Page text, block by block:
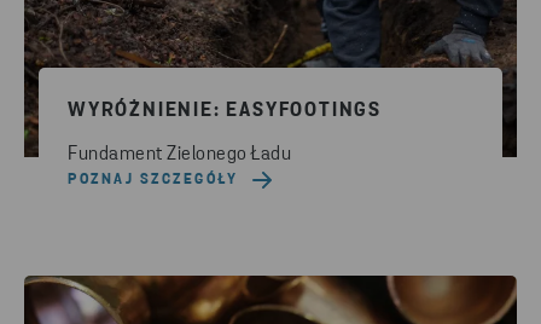
WYRÓŻNIENIE: EASYFOOTINGS
Fundament Zielonego Ładu
POZNAJ SZCZEGÓŁY